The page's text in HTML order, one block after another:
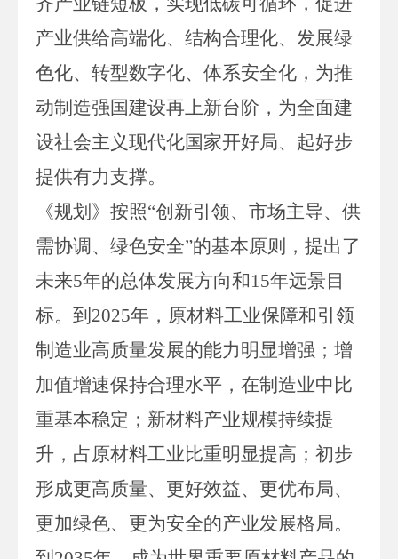
产业供给高端化、结构合理化、发展绿
色化、转型数字化、体系安全化，为推
动制造强国建设再上新台阶，为全面建
设社会主义现代化国家开好局、起好步
提供有力支撑。
《规划》按照“创新引领、市场主导、供
需协调、绿色安全”的基本原则，提出了
未来5年的总体发展方向和15年远景目
标。到2025年，原材料工业保障和引领
制造业高质量发展的能力明显增强；增
加值增速保持合理水平，在制造业中比
重基本稳定；新材料产业规模持续提
升，占原材料工业比重明显提高；初步
形成更高质量、更好效益、更优布局、
更加绿色、更为安全的产业发展格局。